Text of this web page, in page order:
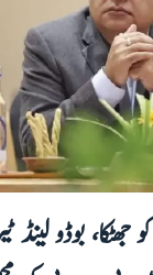
جھٹکا، بوڈو لینڈ